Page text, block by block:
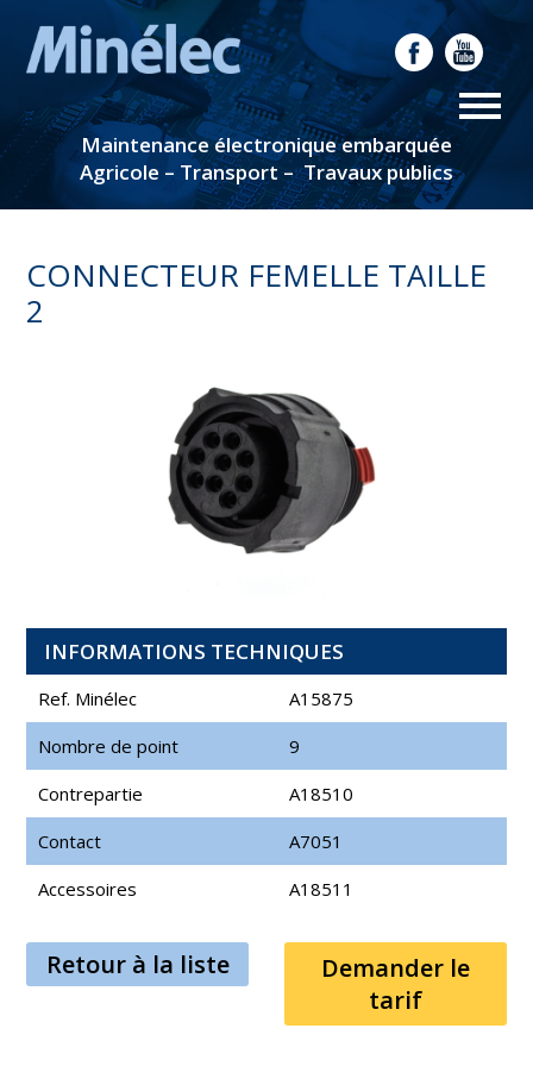
Maintenance électronique embarquée
Agricole – Transport – Travaux publics
CONNECTEUR FEMELLE TAILLE
2
INFORMATIONS TECHNIQUES
Ref. Minélec
A15875
Nombre de point
9
Contrepartie
A18510
Contact
A7051
Accessoires
A18511
Retour à la liste
Demander le
tarif